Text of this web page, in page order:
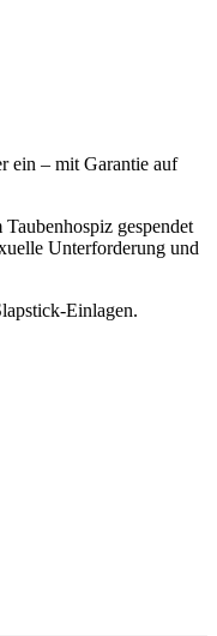
ein – mit Garantie auf
gespendet
Unterforderung und
Einlagen.